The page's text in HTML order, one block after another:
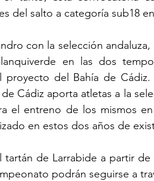
del salto a categoría sub18
con la selección
en las dos
proyecto del Bahía de
Cádiz aporta atletas a la
el entreno de los mismos
en estos dos años de
tartán de Larrabide a partir
podrán seguirse a